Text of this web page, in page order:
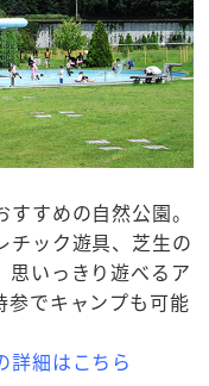
すめの自然公園。
チック遊具、芝生の
思いっきり遊べるア
参でキャンプも可能
詳細はこちら